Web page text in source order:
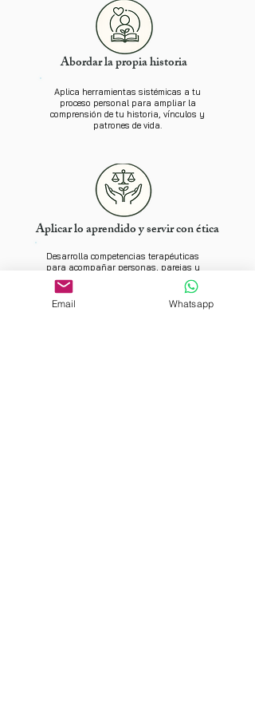
Abordar la propia historia
Aplica herramientas sistémicas a tu
proceso personal para ampliar la
comprensión de tu historia, vínculos y
patrones de vida.
Aplicar lo aprendido y servir con ética
Desarrolla competencias terapéuticas
para acompañar personas, parejas y
familias desde una perspectiva
Email Whatsapp